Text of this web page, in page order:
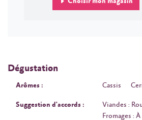
Dégustation
Arômes : Cassis
Suggestion d'accords :
Viandes :
Fromages :